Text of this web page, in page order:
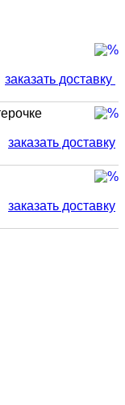
заказать доставку
заказать доставку
заказать доставку